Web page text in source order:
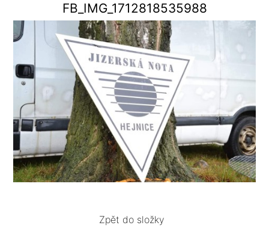
FB_IMG_1712818535988
Zpět do složky